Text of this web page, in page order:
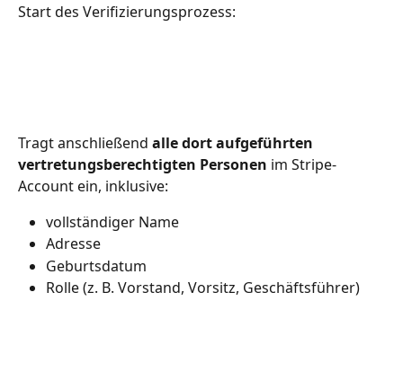
Start des Verifizierungsprozess:
Tragt anschließend alle dort aufgeführten
vertretungsberechtigten Personen im Stripe-
Account ein, inklusive:
vollständiger Name
Adresse
Geburtsdatum
Rolle (z. B. Vorstand, Vorsitz, Geschäftsführer)